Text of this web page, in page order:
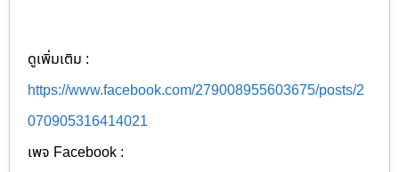
ดูเพิ่มเติม :
https://www.facebook.com/279008955603675/posts/2
070905316414021
เพจ Facebook :